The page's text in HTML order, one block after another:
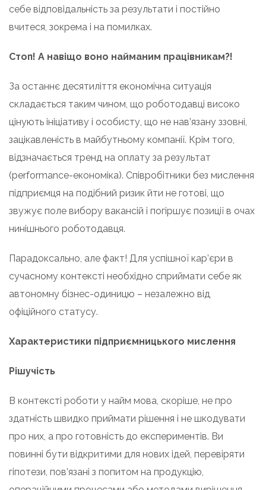
себе відповідальність за результати і постійно
вчитеся, зокрема і на помилках.
Стоп! А навіщо воно найманим працівникам?!
За останнє десятиліття економічна ситуація
складається таким чином, що роботодавці високо
цінують ініціативу і особисту, що не нав’язану ззовні,
зацікавленість в майбутньому компанії. Крім того,
відзначається тренд на оплату за результат
(performance-економіка). Співробітники без мислення
підприємця на подібний ризик йти не готові, що
звужує поле вибору вакансій і погіршує позиції в очах
нинішнього роботодавця.
Парадоксально, але факт! Для успішної кар’єри в
сучасному контексті необхідно сприймати себе як
автономну бізнес-одиницю – незалежно від
офіційного статусу.
Характеристики підприємницького мислення
Рішучість
В контексті роботи у найм мова, скоріше, не про
здатність швидко приймати рішення і не шкодувати
про них, а про готовність до експериментів. Ви
повинні бути відкритими для нових ідей, перевіряти
гіпотези, пов’язані з попитом на продукцію,